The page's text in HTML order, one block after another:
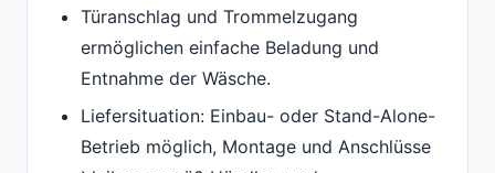
Türanschlag und Trommelzugang
ermöglichen einfache Beladung und
Entnahme der Wäsche.
Liefersituation: Einbau- oder Stand-Alone-
Betrieb möglich, Montage und Anschlüsse